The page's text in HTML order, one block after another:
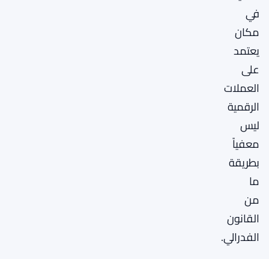
في
مكان
يعتمد
على
العملات
الرقمية
ليس
معفياً
بطريقة
ما
من
القانون
الفدرالي.